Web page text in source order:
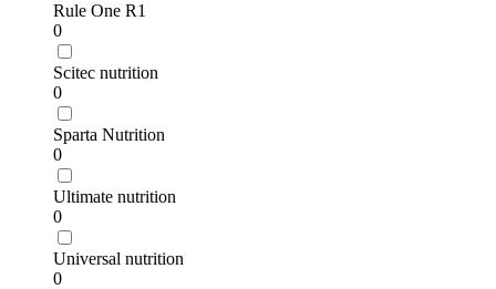
Rule One R1
0
Scitec nutrition
0
Sparta Nutrition
0
Ultimate nutrition
0
Universal nutrition
0